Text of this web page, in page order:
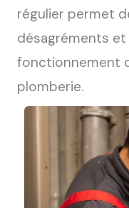
régulier permet
désagréments et
fonctionnement
plomberie.